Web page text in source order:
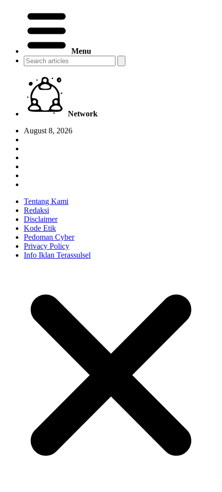
Menu
Network
August 8, 2026
Tentang Kami
Redaksi
Disclaimer
Kode Etik
Pedoman Cyber
Privacy Policy
Info Iklan Terassulsel